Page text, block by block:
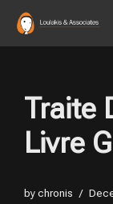
Skip
Traite
Livre
bychronis